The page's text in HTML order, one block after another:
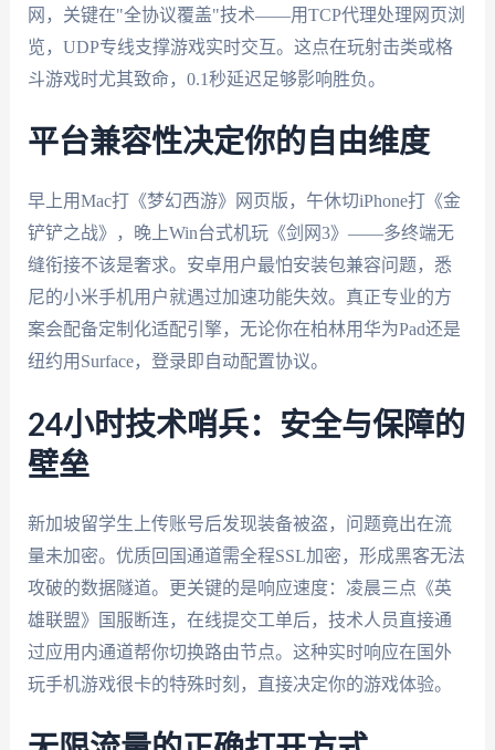
网，关键在"全协议覆盖"技术——用TCP代理处理网页浏
览，UDP专线支撑游戏实时交互。这点在玩射击类或格
斗游戏时尤其致命，0.1秒延迟足够影响胜负。
平台兼容性决定你的自由维度
早上用Mac打《梦幻西游》网页版，午休切iPhone打《金
铲铲之战》，晚上Win台式机玩《剑网3》——多终端无
缝衔接不该是奢求。安卓用户最怕安装包兼容问题，悉
尼的小米手机用户就遇过加速功能失效。真正专业的方
案会配备定制化适配引擎，无论你在柏林用华为Pad还是
纽约用Surface，登录即自动配置协议。
24小时技术哨兵：安全与保障的
壁垒
新加坡留学生上传账号后发现装备被盗，问题竟出在流
量未加密。优质回国通道需全程SSL加密，形成黑客无法
攻破的数据隧道。更关键的是响应速度：凌晨三点《英
雄联盟》国服断连，在线提交工单后，技术人员直接通
过应用内通道帮你切换路由节点。这种实时响应在国外
玩手机游戏很卡的特殊时刻，直接决定你的游戏体验。